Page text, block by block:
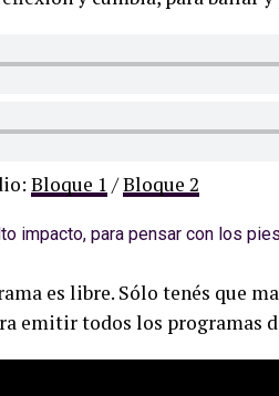
Bloque 1 /Bloque 2
es libre. Sólo tenés que
emitir todos los programas